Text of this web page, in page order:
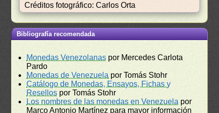
Créditos fotográfico: Carlos Orta
Bibliografía recomendada
Monedas Venezolanas por Mercedes Carlota
Pardo
Monedas de Venezuela por Tomás Stohr
Catálogo de Monedas, Ensayos, Fichas y
Resellos por Tomás Stohr
Los nombres de las monedas en Venezuela por
Marco Antonio Martínez para mayor información